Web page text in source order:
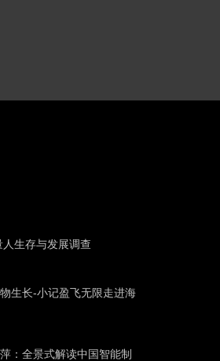
生存与发展调查
生长-小记盈飞无限走进海
：全景式解读中国智能制